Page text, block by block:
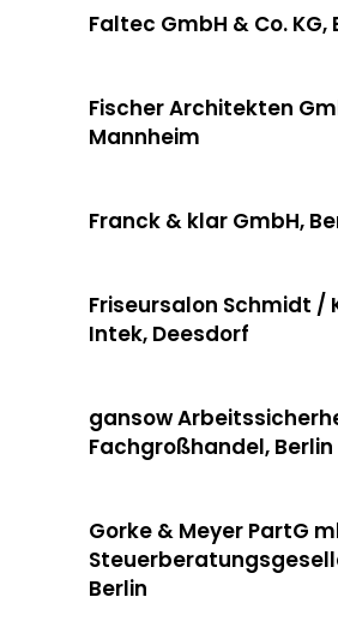
Faltec GmbH & Co. KG,
Fischer Architekten
Mannheim
Franck & klar GmbH,
Friseursalon Schmidt /
Intek, Deesdorf
gansow
Fachgroßhandel, Berlin
Gorke & Meyer PartG
Berlin